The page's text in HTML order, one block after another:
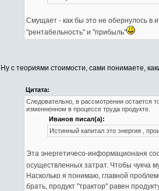
Смущает - как бы это не обернулось в
"рентабельность" и "прибыль"
Ну с теориями стоимости, сами понимаете,
Цитата:
Следовательно, в рассмотрении остается
изменненном в процессе труда продукте.
Иванов писал(а):
Истинный капитал это энергия ,
Эта энергетичесо-информационаня
осуществленных затрат. Чтобы чукча
Насколько я понимаю, главной
брать, продукт "трактор" равен